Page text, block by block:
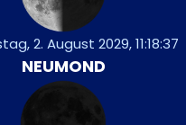
2. August 2029, 11:18:37
NEUMOND